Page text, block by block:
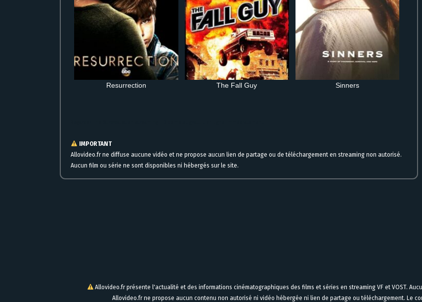
Resurrection The Fall Guy Sinners
IMPORTANT
Allovideo.fr ne diffuse aucune vidéo et ne propose aucun lien de partage ou de téléchargement en streaming non autorisé.
Aucun film ou série ne sont disponibles ni hébergés sur le site.
Allovideo.fr présente l'actualité et des informations cinématographiques des films et séries en streaming VF et VOST.
Allovideo.fr ne propose aucun contenu non autorisé ni vidéo hébergée ni lien de partage ou téléchargement. Le